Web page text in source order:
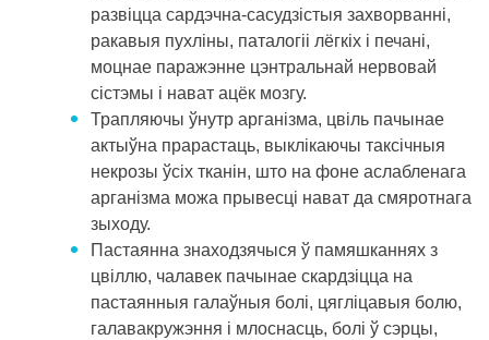
развіцца сардэчна-сасудзістыя захворванні,
ракавыя пухліны, паталогіі лёгкіх і печані,
моцнае паражэнне цэнтральнай нервовай
сістэмы і нават ацёк мозгу.
Трапляючы ўнутр арганізма, цвіль пачынае
актыўна прарастаць, выклікаючы таксічныя
некрозы ўсіх тканін, што на фоне аслабленага
арганізма можа прывесці нават да смяротнага
зыходу.
Пастаянна знаходзячыся ў памяшканнях з
цвіллю, чалавек пачынае скардзіцца на
пастаянныя галаўныя болі, цягліцавыя болю,
галавакружэння і млоснасць, болі ў сэрцы,